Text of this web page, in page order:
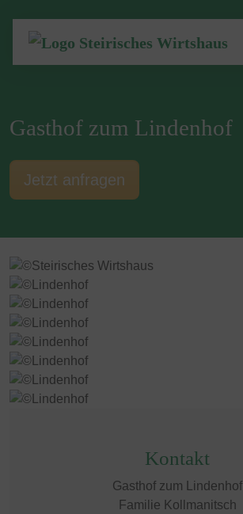
Gasthof zum Lindenhof
Jetzt anfragen
Kontakt
Gasthof zum Lindenhof
Familie Kollmanitsch